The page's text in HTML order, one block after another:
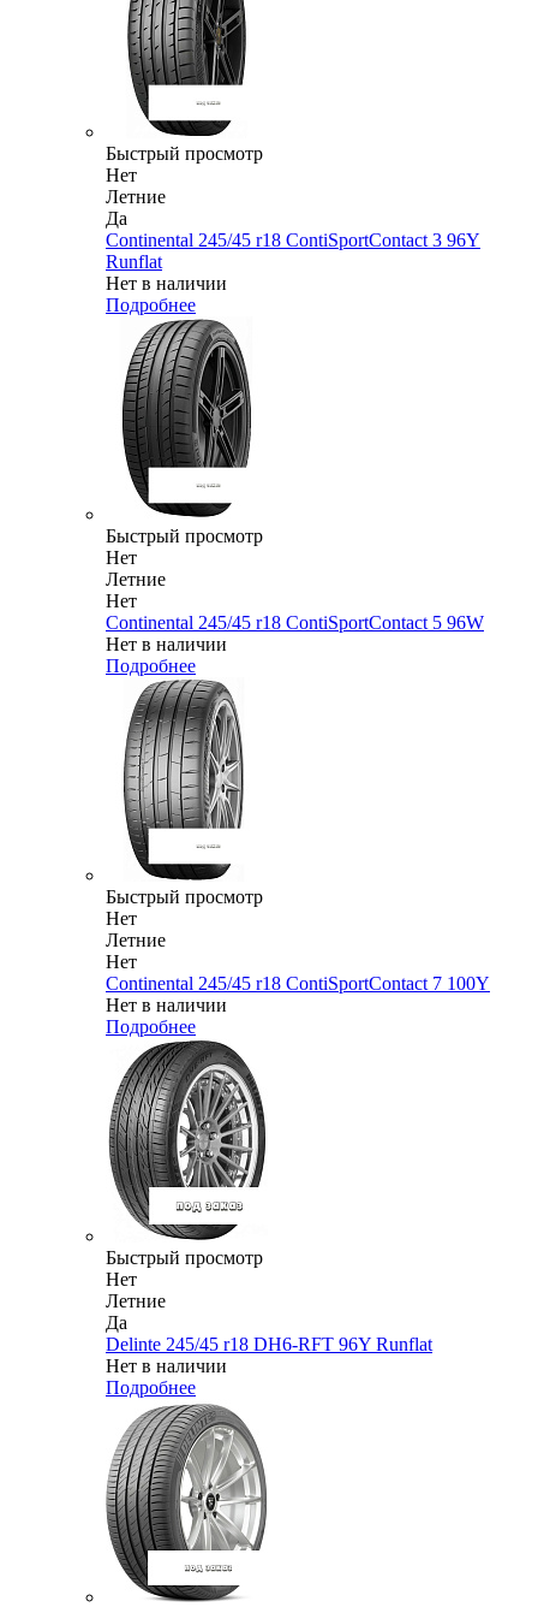
Быстрый просмотр
Нет
Летние
Да
Continental 245/45 r18 ContiSportContact 3 96Y
Runflat
Нет в наличии
Подробнее
Быстрый просмотр
Нет
Летние
Нет
Continental 245/45 r18 ContiSportContact 5 96W
Нет в наличии
Подробнее
Быстрый просмотр
Нет
Летние
Нет
Continental 245/45 r18 ContiSportContact 7 100Y
Нет в наличии
Подробнее
Быстрый просмотр
Нет
Летние
Да
Delinte 245/45 r18 DH6-RFT 96Y Runflat
Нет в наличии
Подробнее